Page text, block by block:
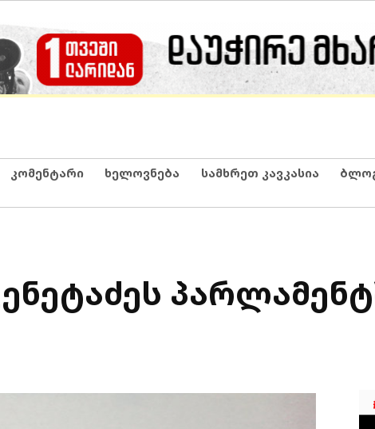
კომენტარი ხელოვნება სამხრეთ კავკასია